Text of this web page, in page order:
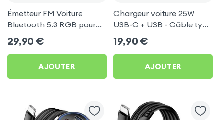
Émetteur FM Voiture
Bluetooth 5.3 RGB pour
TCL 406
29,90 €
AJOUTER
Chargeur voiture 25W
USB-C + USB - Câble type
C 60W Blue Star pour TCL
406
19,90 €
AJOUTER